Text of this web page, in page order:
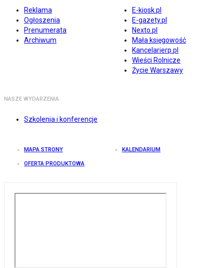
Reklama
Ogłoszenia
Prenumerata
Archiwum
E-kiosk.pl
E-gazety.pl
Nexto.pl
Mała księgowość
Kancelarierp.pl
Wieści Rolnicze
Życie Warszawy
NASZE WYDARZENIA
Szkolenia i konferencje
MAPA STRONY KALENDARIUM
OFERTA PRODUKTOWA